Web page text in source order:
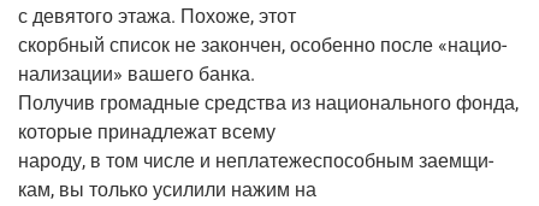
с девя­то­го эта­жа. Похо­же, этот
скорб­ный спи­сок не закон­чен, осо­бен­но после «наци­о­
на­ли­за­ции» ваше­го банка.
Полу­чив гро­мад­ные сред­ства из наци­о­наль­но­го фон­да,
кото­рые при­над­ле­жат всему
наро­ду, в том чис­ле и непла­те­же­спо­соб­ным заем­щи­
кам, вы толь­ко уси­ли­ли нажим на